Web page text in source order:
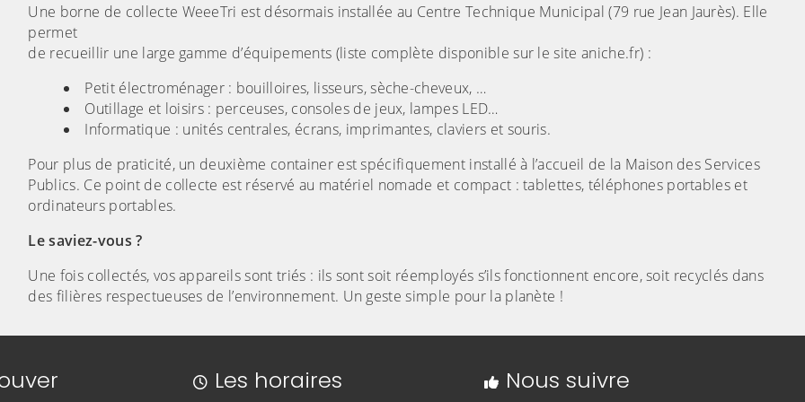
Une borne de collecte WeeeTri est désormais installée au Centre Technique Municipal (79 rue Jean Jaurès). Elle
permet
de recueillir une large gamme d’équipements (liste complète disponible sur le site aniche.fr) :
Petit électroménager : bouilloires, lisseurs, sèche-cheveux, …
Outillage et loisirs : perceuses, consoles de jeux, lampes LED…
Informatique : unités centrales, écrans, imprimantes, claviers et souris.
Pour plus de praticité, un deuxième container est spécifiquement installé à l’accueil de la Maison des Services
Publics. Ce point de collecte est réservé au matériel nomade et compact : tablettes, téléphones portables et
ordinateurs portables.
Le saviez-vous ?
Une fois collectés, vos appareils sont triés : ils sont soit réemployés s’ils fonctionnent encore, soit recyclés dans
des filières respectueuses de l’environnement. Un geste simple pour la planète !
Les horaires Nous suivre